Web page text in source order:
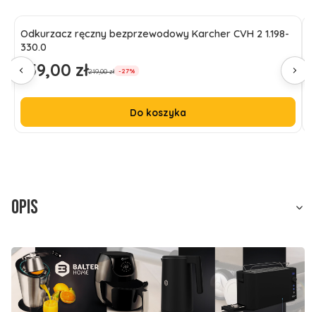
Odkurzacz ręczny bezprzewodowy Karcher CVH 2 1.198-
330.0
Cena promocyjna
159,00 zł219,00 zł -27%
Do koszyka
Opis